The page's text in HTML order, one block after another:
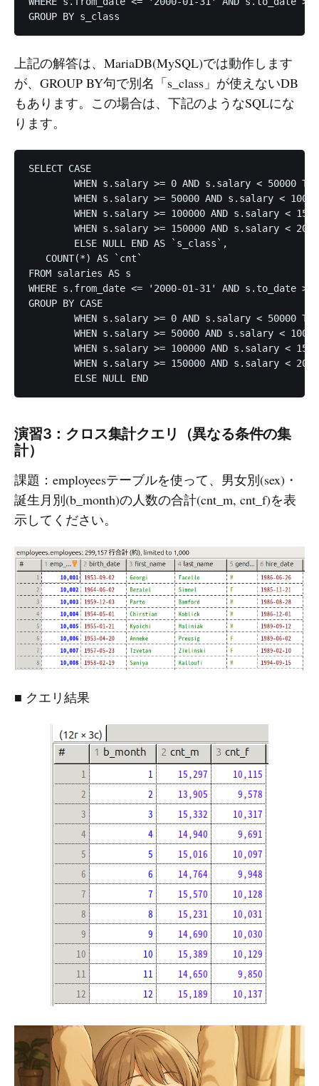
上記の解答は、MariaDB(MySQL)では動作します
が、GROUP BY句で別名「s_class」が使えないDB
もあります。この場合は、下記のようなSQLにな
ります。
SELECT CASE
   COUNT(*) AS `cnt`
FROM salaries AS s
WHERE s.from_date <= '2000-01-31' AND s.to_date >
GROUP BY CASE
演習3：クロス集計クエリ（異なる条件の集
計）
課題：employeesテーブルを使って、男女別(sex)・
誕生月別(b_month)の人数の合計(cnt_m, cnt_f)を表
示してください。
■ クエリ結果